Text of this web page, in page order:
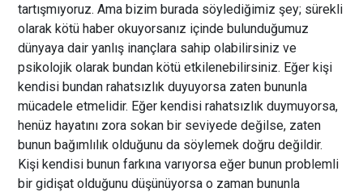
tartışmıyoruz. Ama bizim burada söylediğimiz şey; sürekli
olarak kötü haber okuyorsanız içinde bulunduğumuz
dünyaya dair yanlış inançlara sahip olabilirsiniz ve
psikolojik olarak bundan kötü etkilenebilirsiniz. Eğer kişi
kendisi bundan rahatsızlık duyuyorsa zaten bununla
mücadele etmelidir. Eğer kendisi rahatsızlık duymuyorsa,
henüz hayatını zora sokan bir seviyede değilse, zaten
bunun bağımlılık olduğunu da söylemek doğru değildir.
Kişi kendisi bunun farkına varıyorsa eğer bunun problemli
bir gidişat olduğunu düşünüyorsa o zaman bununla